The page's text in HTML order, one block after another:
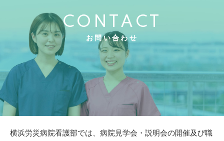
CONTACT
お問い合わせ
横浜労災病院看護部では、病院見学会・説明会の開催及び職